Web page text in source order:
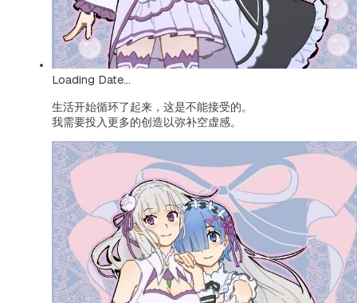
Loading Date...
生活开始循环了起来，这是不能接受的。
我需要投入更多的创造以弥补空虚感。